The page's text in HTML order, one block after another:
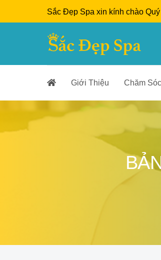
Sắc Đẹp Spa xin kính chào
Giới Thiệu Chăm